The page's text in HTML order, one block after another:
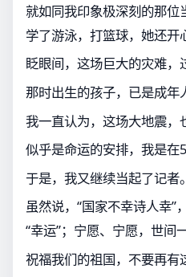
就如同我印象极深刻的那
学了游泳，打篮球，她还
眨眼间，这场巨大的灾难，
那时出生的孩子，已是成年
我一直认为，这场大地震，
似乎是命运的安排，我是
于是，我又继续当起了记者。
虽然说，“国家不幸诗人幸”
“幸运”；宁愿、宁愿，世间
祝福我们的祖国，不要再